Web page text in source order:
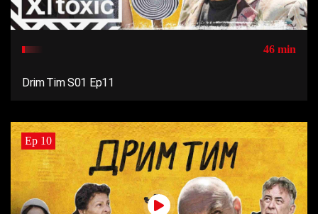
46 min
Drim Tim S01 Ep11
Ep 10